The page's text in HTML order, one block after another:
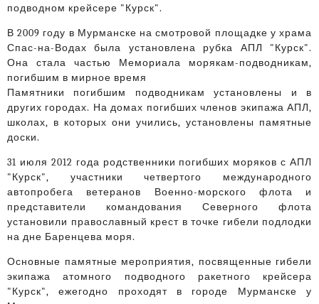
подводном крейсере "Курск".
В 2009 году в Мурманске на смотровой площадке у храма
Спас-на-Водах была установлена рубка АПЛ "Курск".
Она стала частью Мемориала морякам-подводникам,
погибшим в мирное время
Памятники погибшим подводникам установлены и в
других городах. На домах погибших членов экипажа АПЛ,
школах, в которых они учились, установлены памятные
доски.
31 июля 2012 года родственники погибших моряков с АПЛ
"Курск", участники четвертого международного
автопробега ветеранов Военно-морского флота и
представители командования Северного флота
установили православный крест в точке гибели подлодки
на дне Баренцева моря.
Основные памятные мероприятия, посвященные гибели
экипажа атомного подводного ракетного крейсера
"Курск", ежегодно проходят в городе Мурманске у